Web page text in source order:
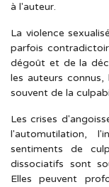
à l'auteur.
La violence
parfois
dégoût et de la
les auteurs
souvent de la
Les crises
l'automutilation,
sentiments de
dissociatifs sont
Elles peuvent